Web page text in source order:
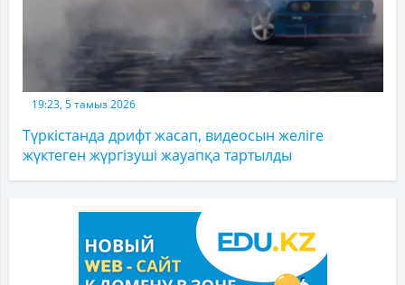
19:23, 5 тамыз 2026
Түркістанда дрифт жасап, видеосын желіге
жүктеген жүргізуші жауапқа тартылды